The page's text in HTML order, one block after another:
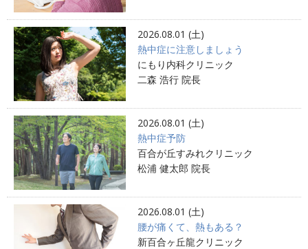
2026.08.01 (土)
熱中症に注意しましょう
にもり内科クリニック
二森 浩行 院長
2026.08.01 (土)
熱中症予防
百合が丘すみれクリニック
松浦 健太郎 院長
2026.08.01 (土)
腰が痛くて、熱もある？
新百合ヶ丘龍クリニック